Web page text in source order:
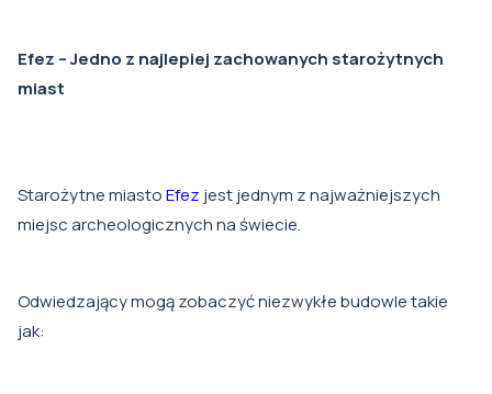
Efez – Jedno z najlepiej zachowanych starożytnych
miast
Starożytne miastoEfez jest jednym z najważniejszych
miejsc archeologicznych na świecie.
Odwiedzający mogą zobaczyć niezwykłe budowle takie
jak: